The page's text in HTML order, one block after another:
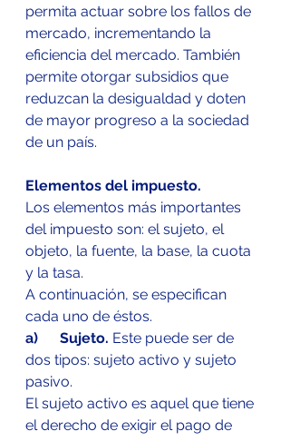
permita actuar sobre los fallos de
mercado, incrementando la
eficiencia del mercado. También
permite otorgar subsidios que
reduzcan la desigualdad y doten
de mayor progreso a la sociedad
de un país.
Elementos del impuesto.
Los elementos más importantes
del impuesto son: el sujeto, el
objeto, la fuente, la base, la cuota
y la tasa.
A continuación, se especifican
cada uno de éstos.
a)      Sujeto. Este puede ser de
dos tipos: sujeto activo y sujeto
pasivo.
El sujeto activo es aquel que tiene
el derecho de exigir el pago de